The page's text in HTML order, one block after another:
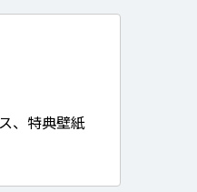
、特典壁紙